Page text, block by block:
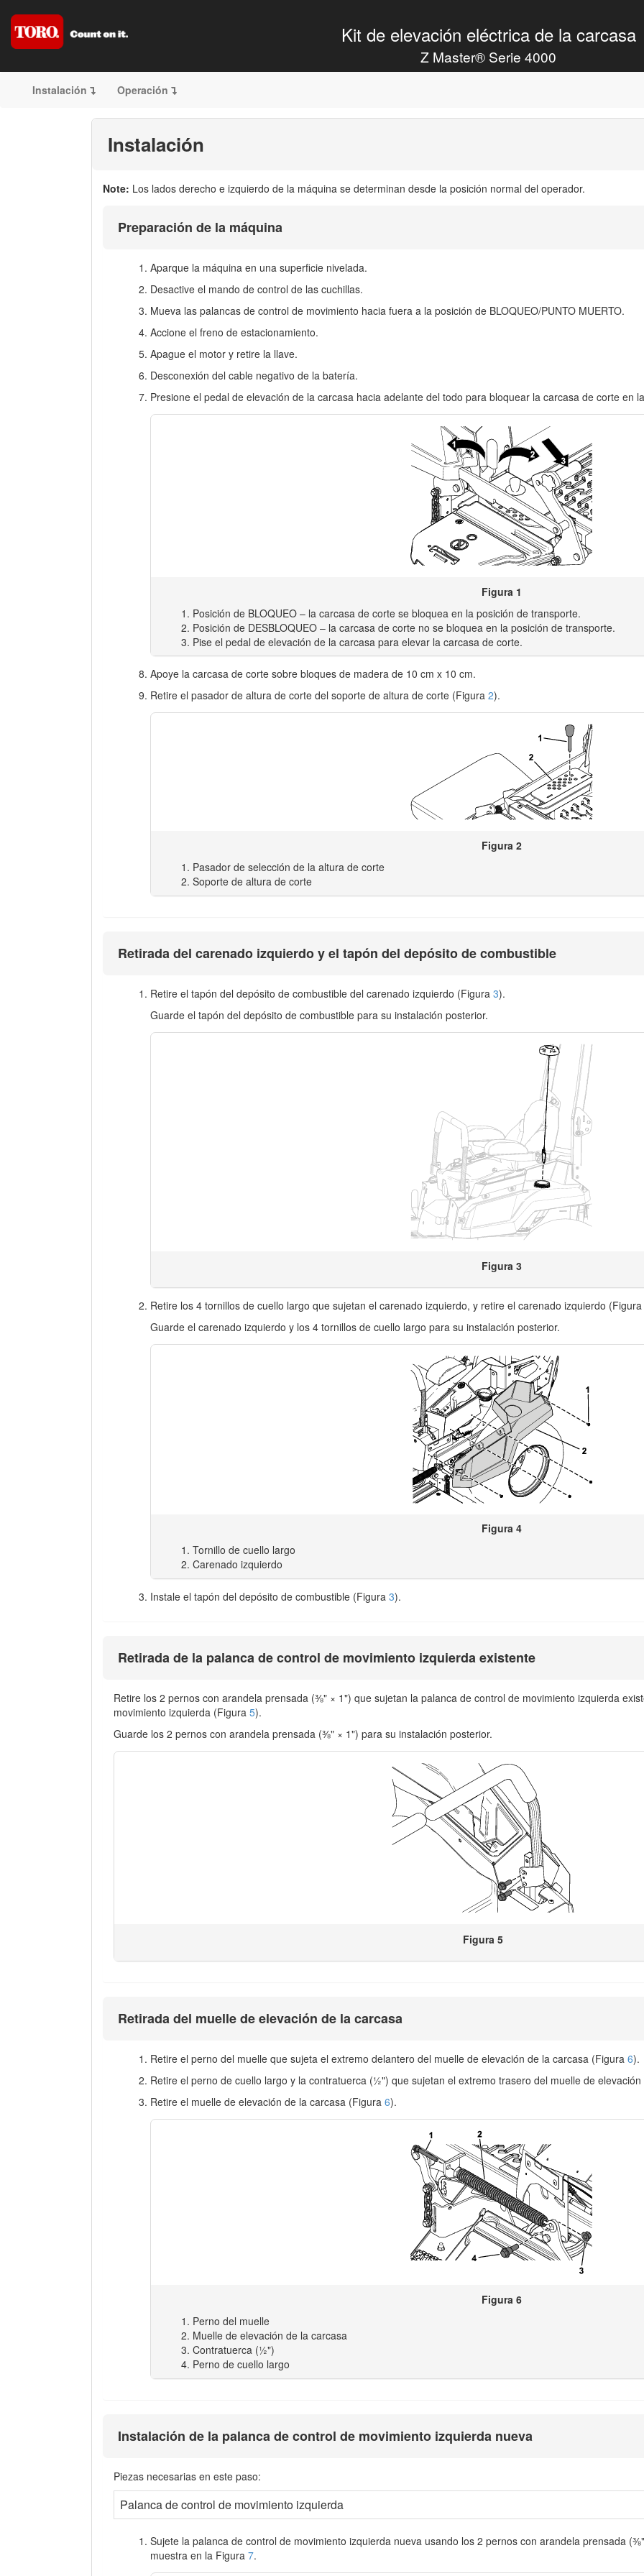
Kit de elevación eléctrica de la carcasa
Z Master® Serie 4000
Instalación Operación
Instalación
Note: Los lados derecho e izquierdo de la máquina se determinan desde la posición normal del operador.
Preparación de la máquina
Aparque la máquina en una superficie nivelada.
Desactive el mando de control de las cuchillas.
Mueva las palancas de control de movimiento hacia fuera a la posición de BLOQUEO/PUNTO MUERTO.
Accione el freno de estacionamiento.
Apague el motor y retire la llave.
Desconexión del cable negativo de la batería.
Presione el pedal de elevación de la carcasa hacia adelante del todo para bloquear la carcasa de corte en
Figura 1
Posición de BLOQUEO – la carcasa de corte se bloquea en la posición de transporte.
Posición de DESBLOQUEO – la carcasa de corte no se bloquea en la posición de transporte.
Pise el pedal de elevación de la carcasa para elevar la carcasa de corte.
Apoye la carcasa de corte sobre bloques de madera de 10 cm x 10 cm.
Retire el pasador de altura de corte del soporte de altura de corte (Figura2).
Figura 2
Pasador de selección de la altura de corte
Soporte de altura de corte
Retirada del carenado izquierdo y el tapón del depósito de combustible
Retire el tapón del depósito de combustible del carenado izquierdo (Figura3).
Guarde el tapón del depósito de combustible para su instalación posterior.
Figura 3
Retire los 4 tornillos de cuello largo que sujetan el carenado izquierdo, y retire el carenado izquierdo
Guarde el carenado izquierdo y los 4 tornillos de cuello largo para su instalación posterior.
Figura 4
Tornillo de cuello largo
Carenado izquierdo
Instale el tapón del depósito de combustible (Figura3).
Retirada de la palanca de control de movimiento izquierda existente
Retire los 2 pernos con arandela prensada (⅜" × 1") que sujetan la palanca de control de movimiento izquierda
movimiento izquierda (Figura 5).
Guarde los 2 pernos con arandela prensada (⅜" × 1") para su instalación posterior.
Figura 5
Retirada del muelle de elevación de la carcasa
Retire el perno del muelle que sujeta el extremo delantero del muelle de elevación de la carcasa (Figura6).
Retire el perno de cuello largo y la contratuerca (½") que sujetan el extremo trasero del muelle de
Retire el muelle de elevación de la carcasa (Figura6).
Figura 6
Perno del muelle
Muelle de elevación de la carcasa
Contratuerca (½")
Perno de cuello largo
Instalación de la palanca de control de movimiento izquierda nueva
Piezas necesarias en este paso:
Palanca de control de movimiento izquierda
Sujete la palanca de control de movimiento izquierda nueva usando los 2 pernos con arandela prensada
muestra en la Figura7.